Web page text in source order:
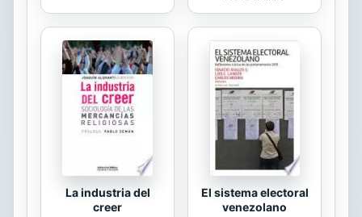
La industria del
creer
El sistema electoral
venezolano